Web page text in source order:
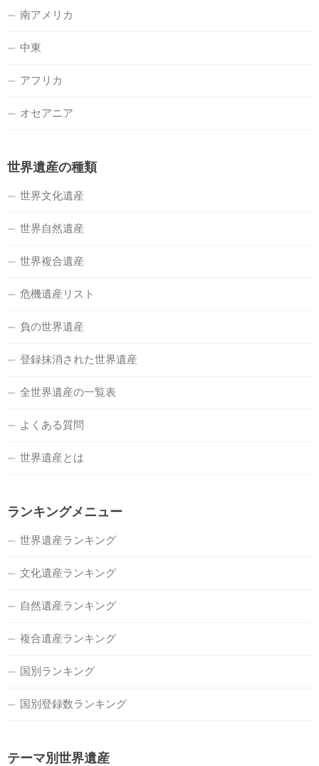
南アメリカ
中東
アフリカ
オセアニア
世界遺産の種類
世界文化遺産
世界自然遺産
世界複合遺産
危機遺産リスト
負の世界遺産
登録抹消された世界遺産
全世界遺産の一覧表
よくある質問
世界遺産とは
ランキングメニュー
世界遺産ランキング
文化遺産ランキング
自然遺産ランキング
複合遺産ランキング
国別ランキング
国別登録数ランキング
テーマ別世界遺産